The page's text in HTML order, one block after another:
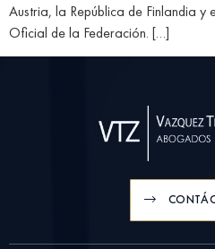
Austria, la República de Finlandia y
Oficial de la Federación. […]